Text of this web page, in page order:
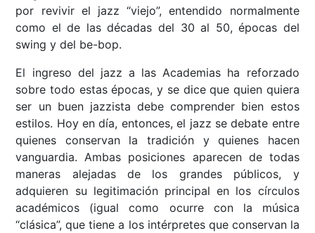
por revivir el jazz “viejo”, entendido normalmente
como el de las décadas del 30 al 50, épocas del
swing y del be-bop.
El ingreso del jazz a las Academias ha reforzado
sobre todo estas épocas, y se dice que quien quiera
ser un buen jazzista debe comprender bien estos
estilos. Hoy en día, entonces, el jazz se debate entre
quienes conservan la tradición y quienes hacen
vanguardia. Ambas posiciones aparecen de todas
maneras alejadas de los grandes públicos, y
adquieren su legitimación principal en los círculos
académicos (igual como ocurre con la música
“clásica”, que tiene a los intérpretes que conservan la